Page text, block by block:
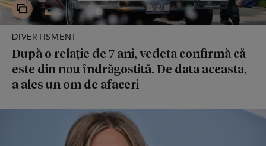
DIVERTISMENT
După o relație de 7 ani, vedeta confirmă că
este din nou îndrăgostită. De data aceasta,
a ales un om de afaceri